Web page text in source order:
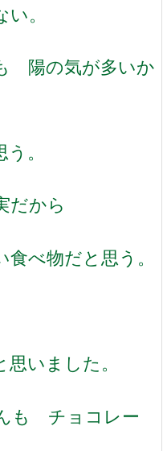
。
陽の気が多いか
。
だから
べ物だと思う。
いました。
も チョコレー